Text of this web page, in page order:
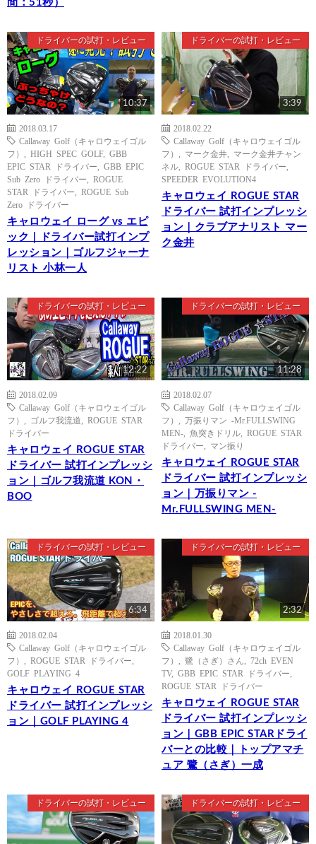
間：51秒）
ドライバーの試打・レビュー
10:37
2018.03.17
Callaway Golf（キャロウェイゴル
フ）
HIGH SPEC GOLF, GBB
EPIC STAR ドライバー
GBB EPIC
Sub Zero ドライバー
ROGUE
STAR ドライバー
ROGUE Sub
Zero ドライバー
キャロウェイ ローグ vs エピ
ック｜ドライバー試打インプ
レッション｜ゴルフジャーナ
リスト 小林一人
ドライバーの試打・レビュー
3:39
2018.02.22
Callaway Golf（キャロウェイゴル
フ）
マーク金井
マーク金井チャン
ネル
ROGUE STAR ドライバー
SPEEDER EVOLUTION4
キャロウェイ ROGUE STAR
ドライバー 試打インプレッシ
ョン｜クラブアナリスト マー
ク金井
ドライバーの試打・レビュー
12:22
2018.02.09
Callaway Golf（キャロウェイゴル
フ）
ゴルフ我流道
ROGUE STAR
ドライバー
キャロウェイ ROGUE STAR
ドライバー 試打インプレッシ
ョン｜ゴルフ我流道 KON・
BOO
ドライバーの試打・レビュー
11:28
2018.02.07
Callaway Golf（キャロウェイゴル
フ）
万振りマン -Mr.FULLSWING
MEN-
魚突きドリル
ROGUE STAR
ドライバー
マン振り
キャロウェイ ROGUE STAR
ドライバー 試打インプレッシ
ョン｜万振りマン -
Mr.FULLSWING MEN-
ドライバーの試打・レビュー
6:34
2018.02.04
Callaway Golf（キャロウェイゴル
フ）
ROGUE STAR ドライバー
GOLF PLAYING 4
キャロウェイ ROGUE STAR
ドライバー 試打インプレッシ
ョン｜GOLF PLAYING 4
ドライバーの試打・レビュー
2:32
2018.01.30
Callaway Golf（キャロウェイゴル
フ）
鷺（さぎ）さん
72ch EVEN
TV, GBB EPIC STAR ドライバー
ROGUE STAR ドライバー
キャロウェイ ROGUE STAR
ドライバー 試打インプレッシ
ョン｜GBB EPIC STARドライ
バーとの比較｜トップアマチ
ュア 鷺（さぎ）一成
ドライバーの試打・レビュー ドライバーの試打・レビュー